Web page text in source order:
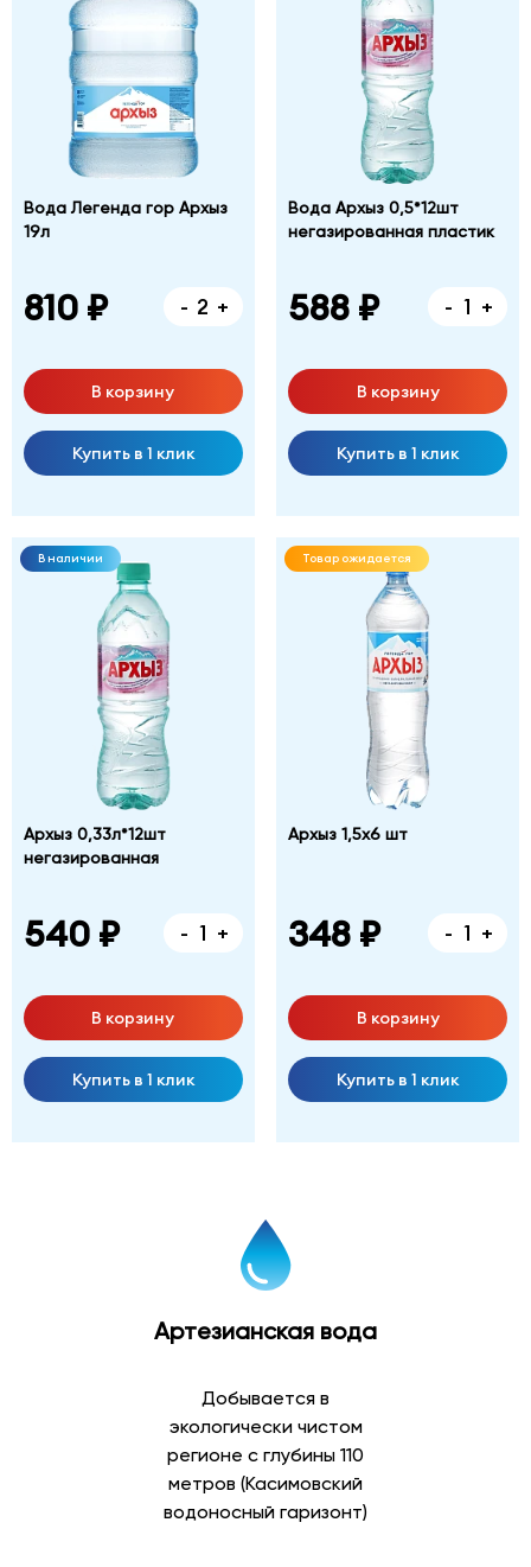
дом
корпус
Вода Легенда гор Архыз
19л
810 ₽ - +
В корзину
Купить в 1 клик
Вода Архыз 0,5*12шт
негазированная пластик
588 ₽ - +
В корзину
Купить в 1 клик
В наличии
Архыз 0,33л*12шт
негазированная
540 ₽ - +
В корзину
Купить в 1 клик
Товар ожидается
Архыз 1,5х6 шт
348 ₽ - +
В корзину
Купить в 1 клик
Артезианская вода
Добывается в
экологически чистом
регионе с глубины 110
метров (Касимовский
водоносный гаризонт)